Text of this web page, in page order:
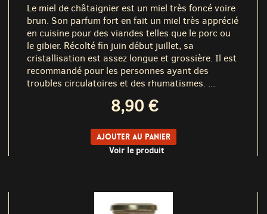
Le miel de châtaignier est un miel très foncé voire
brun. Son parfum fort en fait un miel très apprécié
en cuisine pour des viandes telles que le porc ou
le gibier. Récolté fin juin début juillet, sa
cristallisation est assez longue et grossière. Il est
recommandé pour les personnes ayant des
troubles circulatoires et des rhumatismes. ...
8,90 €
Ajouter au panier
Voir le produit